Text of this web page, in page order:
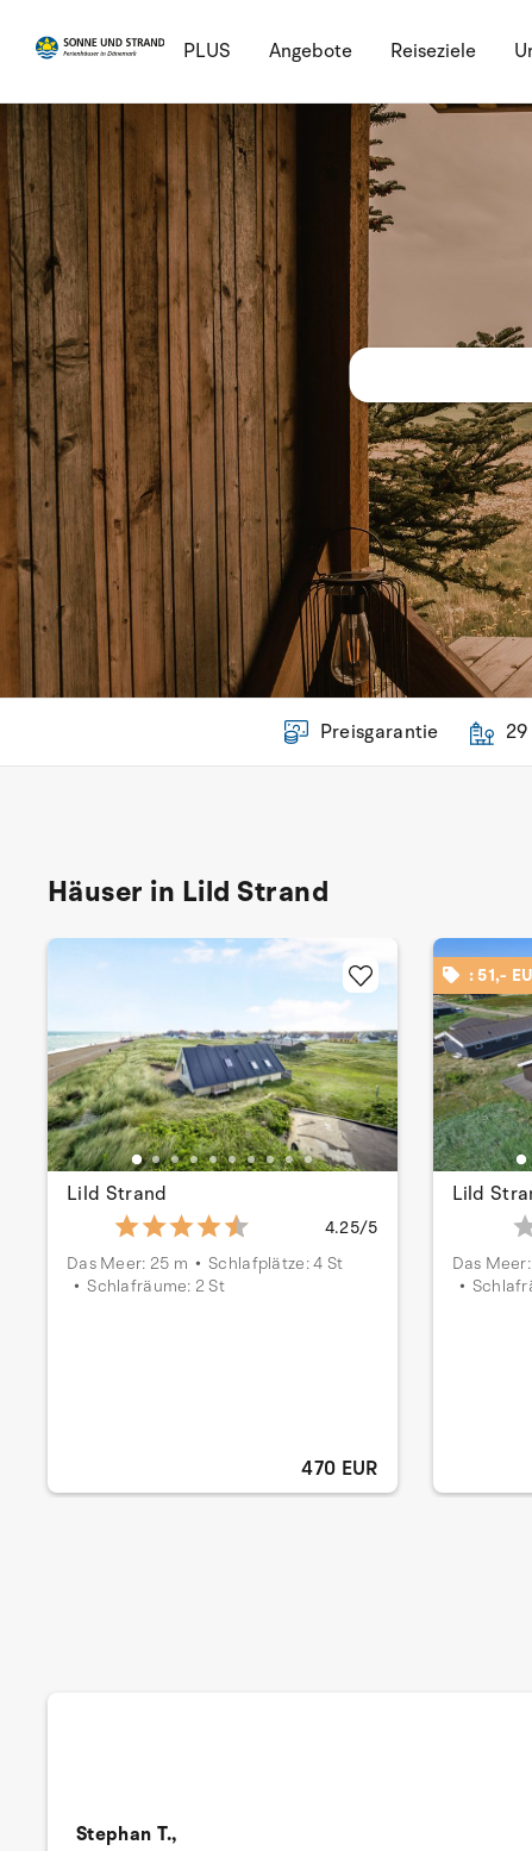
PLUS Angebote Reiseziele
Preisgarantie
Häuser in Lild Strand
Lild Strand
4.25/5
Das Meer: 25 m
Schlafplätze: 4 St
Schlafräume: 2 St
470 EUR
: 51,-
Lild
Das
Stephan T.,